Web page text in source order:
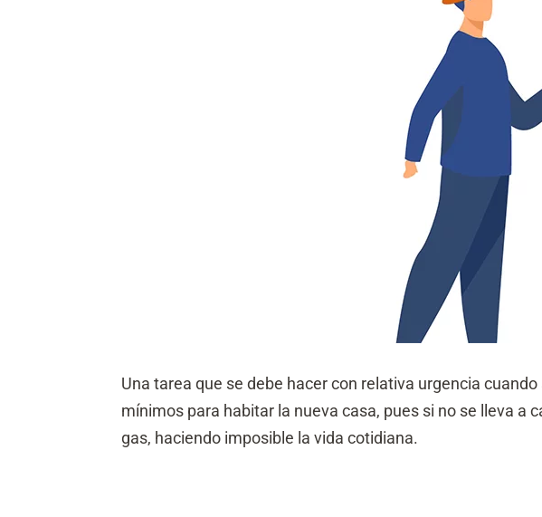
Una tarea que se debe hacer con relativa urgencia
mínimos para habitar la nueva casa, pues si no se lleva a
gas, haciendo imposible la vida cotidiana.